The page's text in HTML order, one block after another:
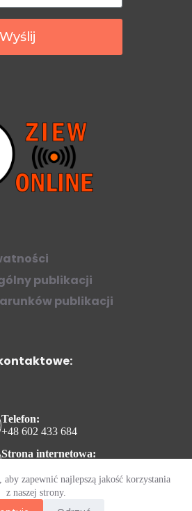
zapewnić najlepszą jakość korzystania
z naszej strony.
Wyślij
publikacji
publikacji
Telefon:
+48 602 433 684
Strona internetowa:
Adres e-mail:
kontakt@ziew.online